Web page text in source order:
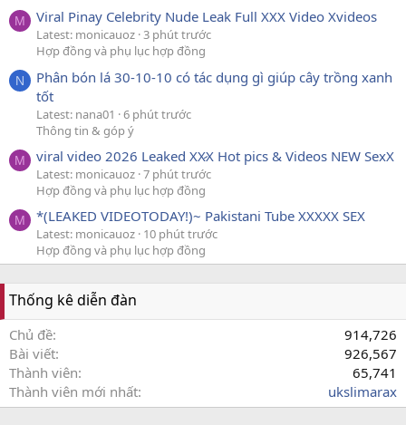
M Viral Pinay Celebrity Nude Leak Full XXX Video Xvideos
Latest: monicauoz 3 phút trước
Hợp đồng và phụ lục hợp đồng
N
Phân bón lá 30-10-10 có tác dụng gì giúp cây trồng xanh
tốt
Latest: nana01
6 phút trước
Thông tin & góp ý
M viral video 2026 Leaked XX̷X Hot pics & Videos NEW SexX
Latest: monicauoz 7 phút trước
Hợp đồng và phụ lục hợp đồng
M *(LEAKED VIDEOTODAY!)~ Pakistani Tube XXXXX SEX
Latest: monicauoz 10 phút trước
Hợp đồng và phụ lục hợp đồng
Thống kê diễn đàn
Chủ đề
914,726
Bài viết
926,567
Thành viên
65,741
Thành viên mới nhất
ukslimarax